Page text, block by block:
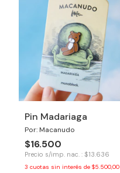
Pin Madariaga
Por: Macanudo
$16.500
Precio s/imp. nac. : $13.636
3 cuotas sin interés de $5.500,00